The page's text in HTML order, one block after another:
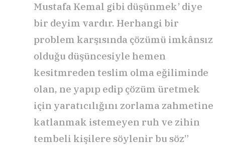
Mustafa Kemal gibi düşünmek’ diye
bir deyim vardır. Herhangi bir
problem karşısında çözümü imkânsız
olduğu düşüncesiyle hemen
kesitmreden teslim olma eğiliminde
olan, ne yapıp edip çözüm üretmek
için yaratıcılığını zorlama zahmetine
katlanmak istemeyen ruh ve zihin
tembeli kişilere söylenir bu söz”